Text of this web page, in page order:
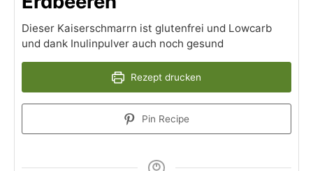
Dieser Kaiserschmarrn ist glutenfrei und Lowcarb
und dank Inulinpulver auch noch gesund
Rezept drucken
Pin Recipe